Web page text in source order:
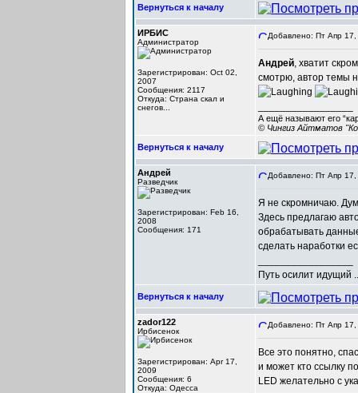
Вернуться к началу
ИРБИС
Администратор
Зарегистрирован: Oct 02,
2007
Сообщения: 2117
Откуда: Cтрана скал и
снегов...
Добавлено: Пт Апр
Андрей, хватит
смотрю, автор темы
А ещё называют его
© Чингиз Айтматов
Вернуться к началу
Андрей
Разведчик
Зарегистрирован: Feb 16,
2008
Сообщения: 171
Добавлено: Пт Апр
Я не скромничаю.
Здесь предлагаю
обрабатывать
сделать наработки
Путь осилит идущий
Вернуться к началу
zador122
Ирбисенок
Зарегистрирован: Apr 17,
2009
Сообщения: 6
Откуда: Одесса
Добавлено: Пт Апр
Все это понятно,
и может кто ссылку
LED желательно с